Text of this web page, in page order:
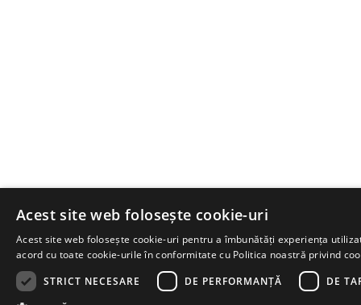
Acest site web folosește cookie-uri
Acest site web folosește cookie-uri pentru a îmbunătăți experiența
acord cu toate cookie-urile în conformitate cu Politica noastră privind
STRICT NECESARE
DE PERFORMANȚĂ DE